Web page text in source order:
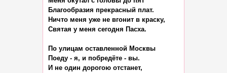
Благообразия прекрасный плат.
Ничто меня уже не вгонит в краску,
Святая у меня сегодня Пасха.
По улицам оставленной Москвы
Поеду - я, и побредёте - вы.
И не один дорогою отстанет,